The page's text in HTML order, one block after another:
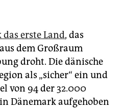
erste Land, das
dem Großraum
droht. Die dänische
als „sicher“ ein und
von 94 der 32.000
Dänemark aufgehoben